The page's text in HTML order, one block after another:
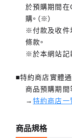
於預購期間
購。（※）
※付款及收件
條款。
※於本網站記
■特約商店實體
商品預購期間
→特約商店一
商品規格